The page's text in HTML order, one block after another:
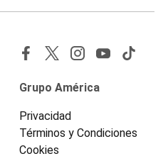
Grupo América
Privacidad
Términos y Condiciones
Cookies